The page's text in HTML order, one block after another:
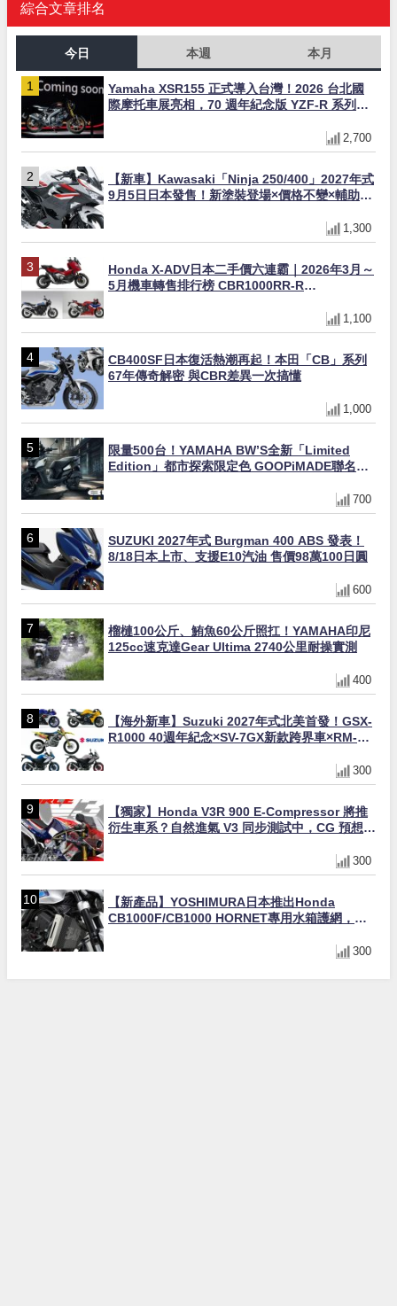
綜合文章排名
今日 本週 本月
Yamaha XSR155 正式導入台灣！2026 台北國
際摩托車展亮相，70 週年紀念版 YZF-R 系列限
2,700
【新車】Kawasaki「Ninja 250/400」2027年式
9月5日日本發售！新塗裝登場×價格不變×輔助滑
1,300
Honda X-ADV日本二手價六連霸｜2026年3月～
5月機車轉售排行榜 CBR1000RR-R
1,100
CB400SF日本復活熱潮再起！本田「CB」系列
67年傳奇解密 與CBR差異一次搞懂
1,000
限量500台！YAMAHA BW’S全新「Limited
Edition」都市探索限定色 GOOPiMADE聯名包
700
SUZUKI 2027年式 Burgman 400 ABS 發表！
8/18日本上市、支援E10汽油 售價98萬100日圓
600
榴槤100公斤、鮪魚60公斤照扛！YAMAHA印尼
125cc速克達Gear Ultima 2740公里耐操實測
400
【海外新車】Suzuki 2027年式北美首發！GSX-
R1000 40週年紀念×SV-7GX新款跨界車×RM-
300
【獨家】Honda V3R 900 E-Compressor 將推
衍生車系？自然進氣 V3 同步測試中，CG 預想曝
300
【新產品】YOSHIMURA日本推出Honda
CB1000F/CB1000 HORNET專用水箱護網，六
300